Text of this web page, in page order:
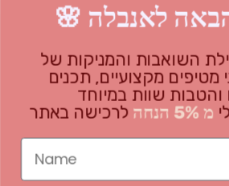
דו"צ
כאן בשבילך!
הבאה לאנבלה
השואבות והמניקות של
מטיפים מקצועיים, תכנים
והטבות שוות במיוחד
מ 5% הנחה לרכישה באתר
Name